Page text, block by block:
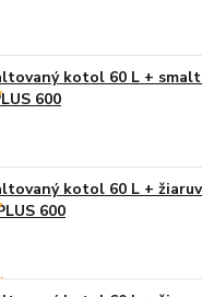
kotol 60 L +
600
kotol 60 L +
600